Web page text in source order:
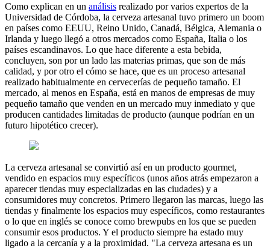
Como explican en un análisis realizado por varios expertos de la
Universidad de Córdoba, la cerveza artesanal tuvo primero un boom
en países como EEUU, Reino Unido, Canadá, Bélgica, Alemania o
Irlanda y luego llegó a otros mercados como España, Italia o los
países escandinavos. Lo que hace diferente a esta bebida,
concluyen, son por un lado las materias primas, que son de más
calidad, y por otro el cómo se hace, que es un proceso artesanal
realizado habitualmente en cervecerías de pequeño tamaño. El
mercado, al menos en España, está en manos de empresas de muy
pequeño tamaño que venden en un mercado muy inmediato y que
producen cantidades limitadas de producto (aunque podrían en un
futuro hipotético crecer).
La cerveza artesanal se convirtió así en un producto gourmet,
vendido en espacios muy específicos (unos años atrás empezaron a
aparecer tiendas muy especializadas en las ciudades) y a
consumidores muy concretos. Primero llegaron las marcas, luego las
tiendas y finalmente los espacios muy específicos, como restaurantes
o lo que en inglés se conoce como brewpubs en los que se pueden
consumir esos productos. Y el producto siempre ha estado muy
ligado a la cercanía y a la proximidad. "La cerveza artesana es un